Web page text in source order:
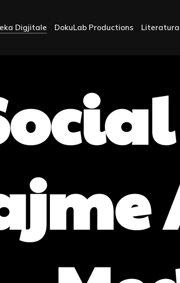
Digjitale DokuLab Productions Literatura